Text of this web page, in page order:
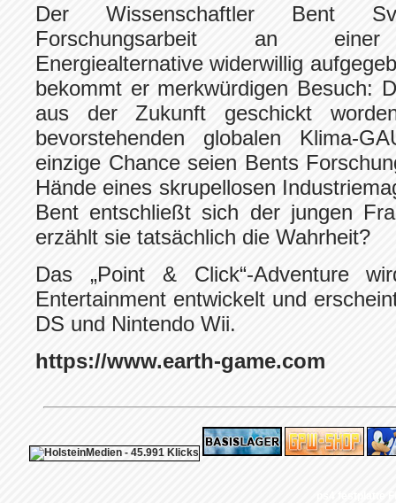
Der Wissenschaftler Bent
Forschungsarbeit an einer
Energiealternative widerwillig
bekommt er merkwürdigen Besuch:
aus der Zukunft geschickt
bevorstehenden globalen Klima-
einzige Chance seien Bents
Hände eines skrupellosen
Bent entschließt sich der jungen
erzählt sie tatsächlich die Wahrheit?
Das „Point & Click“-Adventure
Entertainment entwickelt und
DS und Nintendo Wii.
https://www.earth-game.com